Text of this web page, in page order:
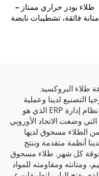
طلاء بودر حراري ممتاز –
متانة فائقة، تشطيبات نابضة
طلاء البروكسيد
التصنيع لدينا وعملية
ضمان الجودة / شهادة. نحن نستخدم نظام إدارة ERP الذي هو
وضعت الاتحاد الأوروبي
الطلاء مسحوق لديها
أنظمة متقدمة وننتج
كل شهر. طلاء مسحوق
ومتانته ومقاومته للمواد